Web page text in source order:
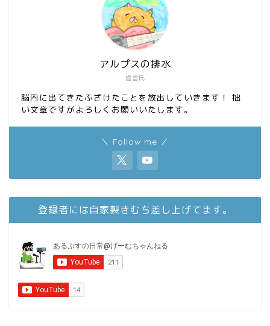
虚言氏
アルプスの排水
脳内に出てきたふざけたことを放出していきます！ 拙
い文章ですがよろしくお願いいたします。
＼ Follow me ／
登録者には自家製きむち差し上げてます。